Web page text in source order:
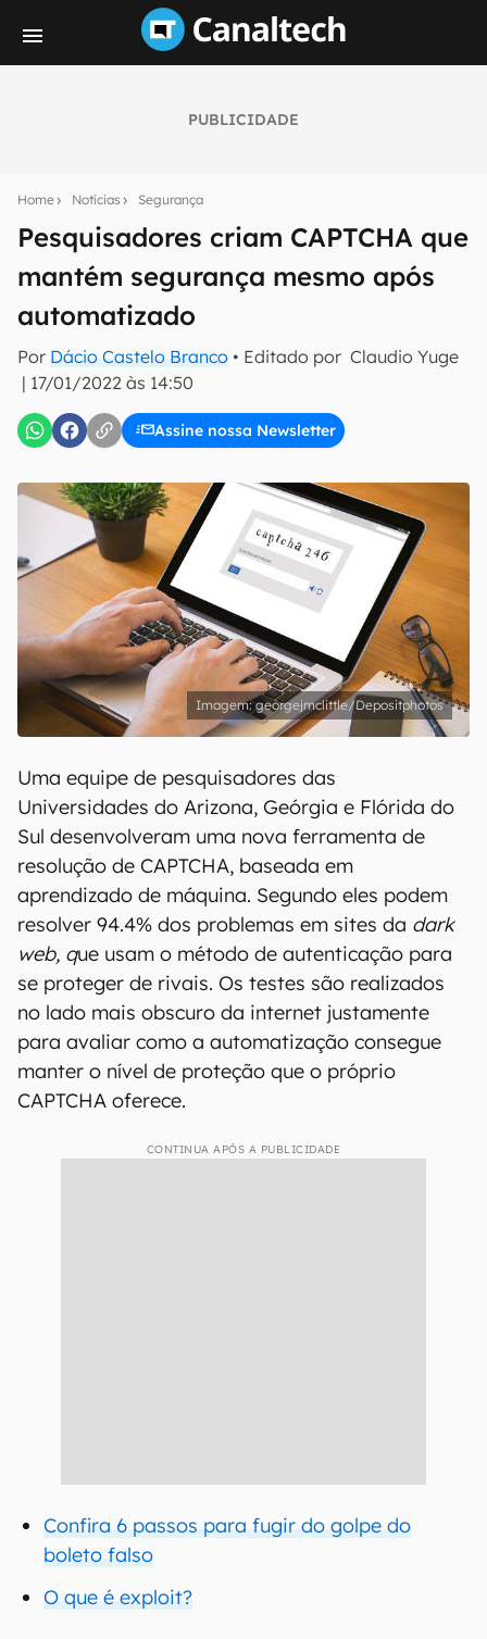
PUBLICIDADE
Home Notícias Segurança
Pesquisadores criam CAPTCHA que
mantém segurança mesmo após
automatizado
Por Dácio Castelo Branco • Editado por Claudio Yuge
| 17/01/2022 às 14:50
Assine nossa Newsletter
notícias e reviews sobre tecnologia em primeira
E-mail
inscreva-se
Confirmo que li, aceito e concordo com os Termos de
Uso e Política de Privacidade do Canaltech.
georgejmclittle/Depositphotos
Uma equipe de pesquisadores das
Universidades do Arizona, Geórgia e Flórida do
Sul desenvolveram uma nova ferramenta de
resolução de CAPTCHA, baseada em
aprendizado de máquina. Segundo eles podem
resolver 94.4% dos problemas em sites da dark
web, que usam o método de autenticação para
se proteger de rivais. Os testes são realizados
no lado mais obscuro da internet justamente
para avaliar como a automatização consegue
manter o nível de proteção que o próprio
CAPTCHA oferece.
CONTINUA APÓS A PUBLICIDADE
Confira 6 passos para fugir do golpe do
boleto falso
O que é exploit?